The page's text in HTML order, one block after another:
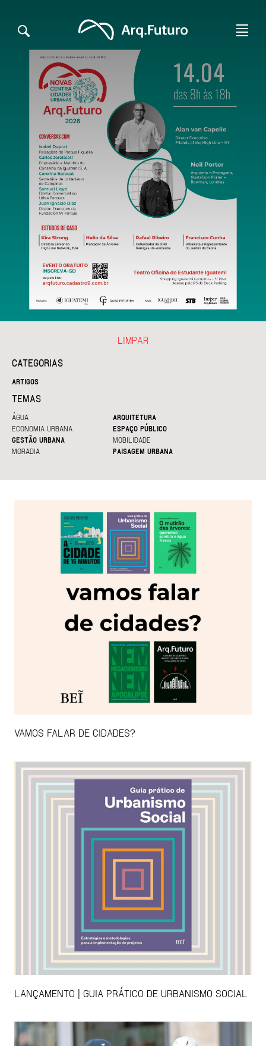
CATEGORIAS
ARTIGOS
TEMAS
ÁGUA
ARQUITETURA
ECONOMIA URBANA
ESPAÇO PÚBLICO
GESTÃO URBANA
MOBILIDADE
MORADIA
PAISAGEM URBANA
LIMPAR
VAMOS FALAR DE CIDADES?
LANÇAMENTO | GUIA PRÁTICO DE URBANISMO SOCIAL